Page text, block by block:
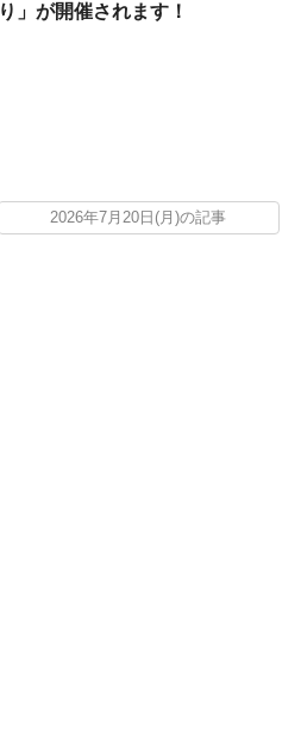
り」が開催されます！
2026年7月20日(月)の記事